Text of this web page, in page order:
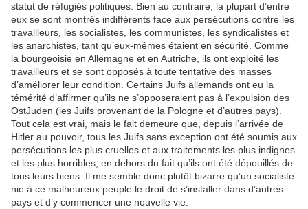
statut de réfugiés politiques. Bien au contraire, la plupart d’entre
eux se sont montrés indifférents face aux persécutions contre les
travailleurs, les socialistes, les communistes, les syndicalistes et
les anarchistes, tant qu’eux-mêmes étaient en sécurité. Comme
la bourgeoisie en Allemagne et en Autriche, ils ont exploité les
travailleurs et se sont opposés à toute tentative des masses
d’améliorer leur condition. Certains Juifs allemands ont eu la
témérité d’affirmer qu’ils ne s’opposeraient pas à l’expulsion des
OstJuden (les Juifs provenant de la Pologne et d’autres pays).
Tout cela est vrai, mais le fait demeure que, depuis l’arrivée de
Hitler au pouvoir, tous les Juifs sans exception ont été soumis aux
persécutions les plus cruelles et aux traitements les plus indignes
et les plus horribles, en dehors du fait qu’ils ont été dépouillés de
tous leurs biens. Il me semble donc plutôt bizarre qu’un socialiste
nie à ce malheureux peuple le droit de s’installer dans d’autres
pays et d’y commencer une nouvelle vie.